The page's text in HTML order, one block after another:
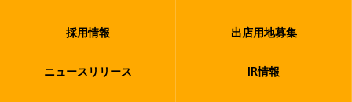
採用情報 出店用地募集
ニュースリリース IR情報